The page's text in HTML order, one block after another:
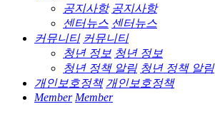
공지사항 공지사항
센터뉴스 센터뉴스
커뮤니티 커뮤니티
청년 정보 청년 정보
청년 정책 알림 청년 정책 알림
개인보호정책 개인보호정책
Member Member